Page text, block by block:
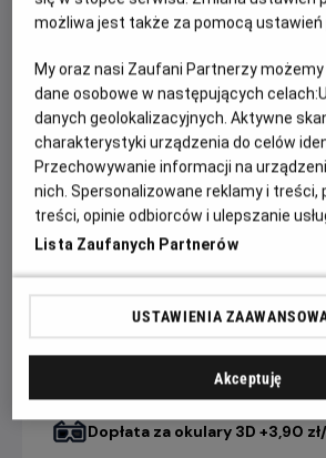
Gwiazdy K-popu Rumi, Mira i Zoey w
nadnaturalnymi zagrożeniami,
tajemnych mocy.
CENNIK
do seansu do
12,90 ZŁ
Dopłata internetowa 1,50 zł/1
Dopłata do sali dream +9 zł/
Dopłata za okulary 3D +3,90
możliwa jest także za pomocą ustawień
My oraz nasi Zaufani Partnerzy
dane osobowe w następujących celach:
danych geolokalizacyjnych. Aktywne
charakterystyki urządzenia do celów
Przechowywanie informacji na
nich. Spersonalizowane reklamy i treści,
treści, opinie odbiorców i ulepszanie
Lista Zaufanych Partnerów
USTAWIENIA
Akceptuję